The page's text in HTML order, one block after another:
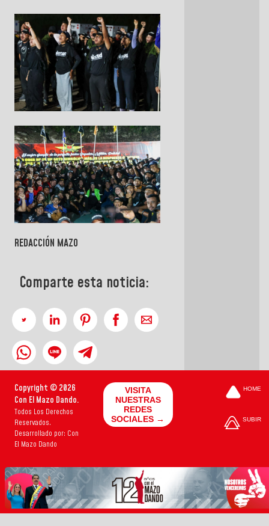
REDACCIÓN MAZO
Comparte esta noticia:
Copyright © 2026
Con El Mazo Dando.
Todos Los Derechos
Reservados.
Desarrollado por: Con
El Mazo Dando
VISITA
NUESTRAS
REDES
SOCIALES →
HOME
SUBIR